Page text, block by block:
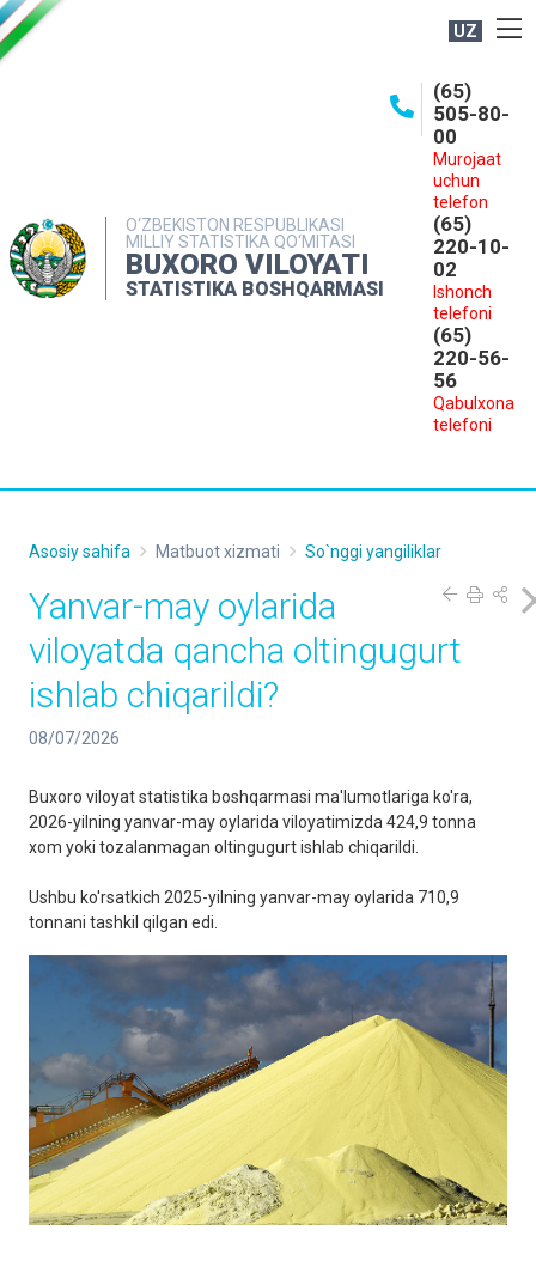
UZ
O‘ZBEKISTON RESPUBLIKASI
MILLIY STATISTIKA QO‘MITASI
BUXORO VILOYATI
STATISTIKA BOSHQARMASI
(65)
505-80-
00
Murojaat
uchun
telefon
(65)
220-10-
02
Ishonch
telefoni
(65)
220-56-
56
Qabulxona
telefoni
MATBUOT XIZMATI
MUROJAATLAR
Asosiy sahifa Matbuot xizmati So`nggi yangiliklar
Yanvar-may oylarida
viloyatda qancha oltingugurt
ishlab chiqarildi?
08/07/2026
Buxoro viloyat statistika boshqarmasi ma'lumotlariga ko'ra,
2026-yilning yanvar-may oylarida viloyatimizda 424,9 tonna
xom yoki tozalanmagan oltingugurt ishlab chiqarildi.
Ushbu ko'rsatkich 2025-yilning yanvar-may oylarida 710,9
tonnani tashkil qilgan edi.